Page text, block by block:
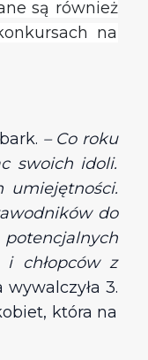
są również
na
– Co roku
swoich idoli.
umiejętności.
do
i chłopców z
3.
która na